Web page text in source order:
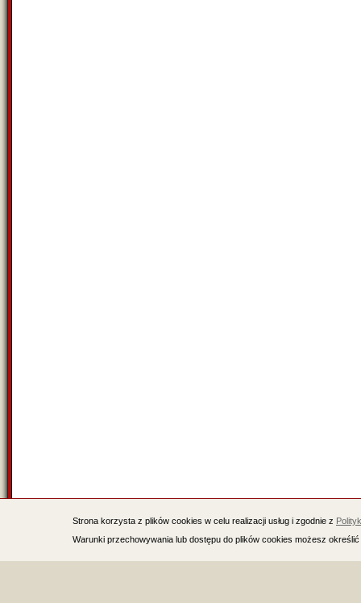
Strona korzysta z plików cookies w celu realizacji usług i zgodnie z
Warunki przechowywania lub dostępu do plików cookies możesz